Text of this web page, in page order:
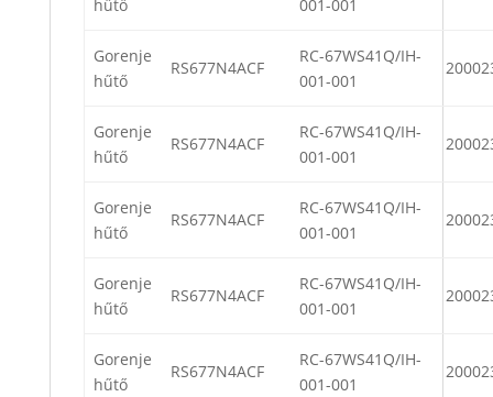
hűtő
001-001
Gorenje
hűtő
RS677N4ACF
RC-67WS41Q/IH-
001-001
Gorenje
hűtő
RS677N4ACF
RC-67WS41Q/IH-
001-001
Gorenje
hűtő
RS677N4ACF
RC-67WS41Q/IH-
001-001
Gorenje
hűtő
RS677N4ACF
RC-67WS41Q/IH-
001-001
Gorenje
hűtő
RS677N4ACF
RC-67WS41Q/IH-
001-001